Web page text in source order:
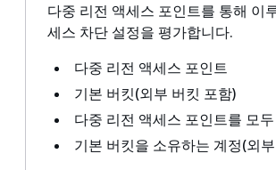
다중 리전 액세스 포인트를 통해 이
세스 차단 설정을 평가합니다.
다중 리전 액세스 포인트
기본 버킷(외부 버킷 포함)
다중 리전 액세스 포인트를 모
기본 버킷을 소유하는 계정(외